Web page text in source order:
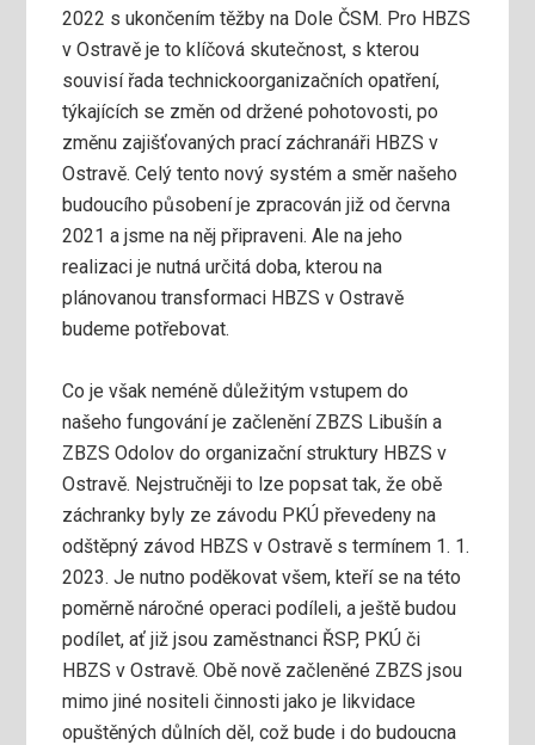
2022 s ukončením těžby na Dole ČSM. Pro HBZS
v Ostravě je to klíčová skutečnost, s kterou
souvisí řada technickoorganizačních opatření,
týkajících se změn od držené pohotovosti, po
změnu zajišťovaných prací záchranáři HBZS v
Ostravě. Celý tento nový systém a směr našeho
budoucího působení je zpracován již od června
2021 a jsme na něj připraveni. Ale na jeho
realizaci je nutná určitá doba, kterou na
plánovanou transformaci HBZS v Ostravě
budeme potřebovat.
Co je však neméně důležitým vstupem do
našeho fungování je začlenění ZBZS Libušín a
ZBZS Odolov do organizační struktury HBZS v
Ostravě. Nejstručněji to lze popsat tak, že obě
záchranky byly ze závodu PKÚ převedeny na
odštěpný závod HBZS v Ostravě s termínem 1. 1.
2023. Je nutno poděkovat všem, kteří se na této
poměrně náročné operaci podíleli, a ještě budou
podílet, ať již jsou zaměstnanci ŘSP, PKÚ či
HBZS v Ostravě. Obě nově začleněné ZBZS jsou
mimo jiné nositeli činnosti jako je likvidace
opuštěných důlních děl, což bude i do budoucna